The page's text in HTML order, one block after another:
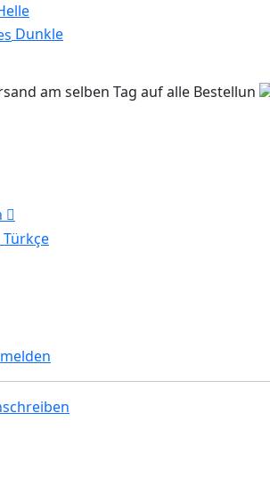
Dunkle
am selben Tag auf alle Bestellun
Türkçe